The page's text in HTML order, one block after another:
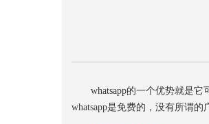
whatsapp的一个优势就是它
whatsapp是免费的，没有所谓